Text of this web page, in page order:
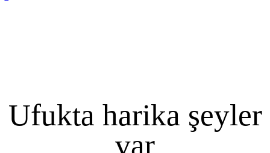
Ufukta harika şeyler
var